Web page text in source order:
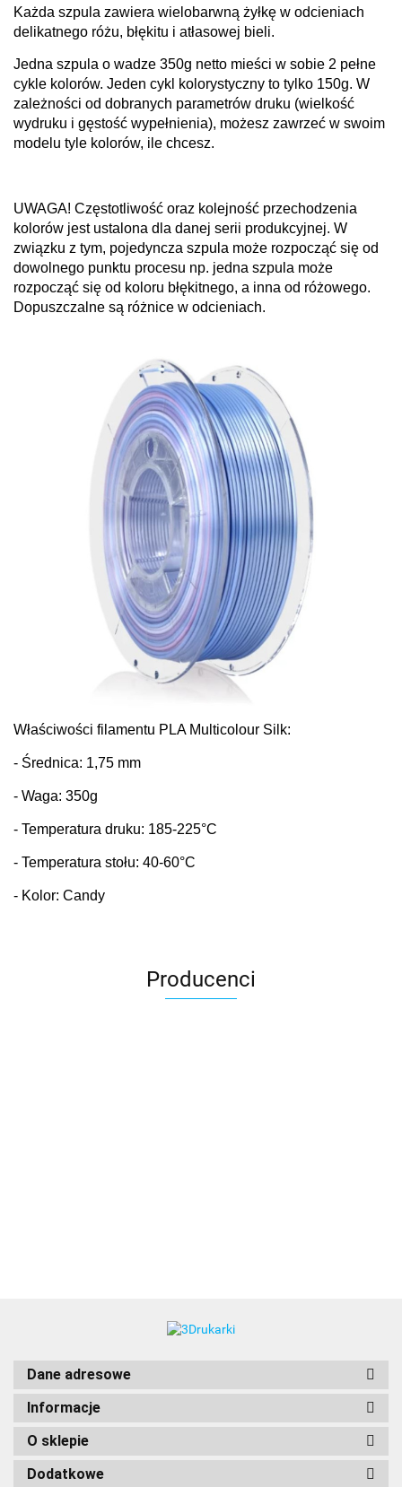
Każda szpula zawiera wielobarwną żyłkę w odcieniach
delikatnego różu, błękitu i atłasowej bieli.
Jedna szpula o wadze 350g netto mieści w sobie 2 pełne
cykle kolorów. Jeden cykl kolorystyczny to tylko 150g. W
zależności od dobranych parametrów druku (wielkość
wydruku i gęstość wypełnienia), możesz zawrzeć w swoim
modelu tyle kolorów, ile chcesz.
UWAGA! Częstotliwość oraz kolejność przechodzenia
kolorów jest ustalona dla danej serii produkcyjnej. W
związku z tym, pojedyncza szpula może rozpocząć się od
dowolnego punktu procesu np. jedna szpula może
rozpocząć się od koloru błękitnego, a inna od różowego.
Dopuszczalne są różnice w odcieniach.
Właściwości fi lamentu PLA Multicolour Silk:
- Średnica: 1,75 mm
- Waga: 350g
- Temperatura druku: 185-225°C
- Temperatura stołu: 40-60°C
- Kolor: Candy
Producenci
Dane adresowe
Informacje
O sklepie
Dodatkowe